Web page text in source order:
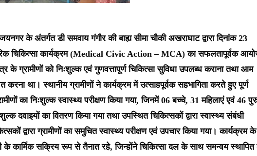
के अंतर्गत डी समवाय गंगौर की बाह्य सीमा चौकी अखराघाट द्वारा दिनांक 23
चिकित्सा कार्यक्रम (Medical Civic Action – MCA) का सफलतापूर्वक
के ग्रामीणों को निःशुल्क एवं गुणवत्तापूर्ण चिकित्सा सुविधा उपलब्ध कराना तथा आम
था। स्थानीय ग्रामीणों ने कार्यक्रम में उत्साहपूर्वक सहभागिता करते हुए पूर्ण
का निःशुल्क स्वास्थ्य परीक्षण किया गया, जिनमें 06 बच्चे, 31 महिलाएं एवं 46
दवाइयों का वितरण किया गया तथा उपस्थित चिकित्सकों द्वारा स्वास्थ्य संबंधी
द्वारा ग्रामीणों का समुचित स्वास्थ्य परीक्षण एवं उपचार किया गया। कार्यक्रम के
सक्रिय रूप से तैनात रहे, जिन्होंने चिकित्सा दल के साथ समन्वय